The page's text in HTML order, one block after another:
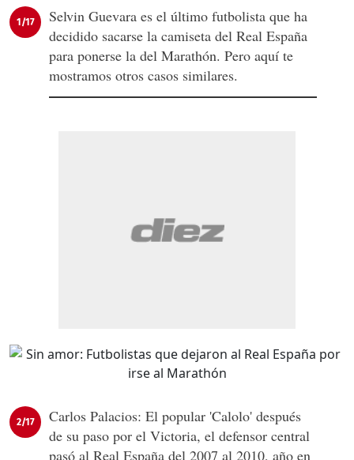
1/17
Selvin Guevara es el último futbolista que ha
decidido sacarse la camiseta del Real España
para ponerse la del Marathón. Pero aquí te
mostramos otros casos similares.
2/17
Carlos Palacios: El popular 'Calolo' después
de su paso por el Victoria, el defensor central
pasó al Real España del 2007 al 2010, año en